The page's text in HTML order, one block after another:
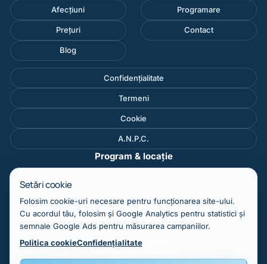
Afecțiuni
Prețuri
Blog
Programare
Contact
Confidențialitate
Termeni
Cookie
A.N.P.C.
Program & locație
Hartă
Programare online
Setări cookie
Folosim cookie-uri necesare pentru funcționarea site-ului.
Cu acordul tău, folosim și Google Analytics pentru statistici și
semnale Google Ads pentru măsurarea campaniilor.
Politica cookieConfidențialitate